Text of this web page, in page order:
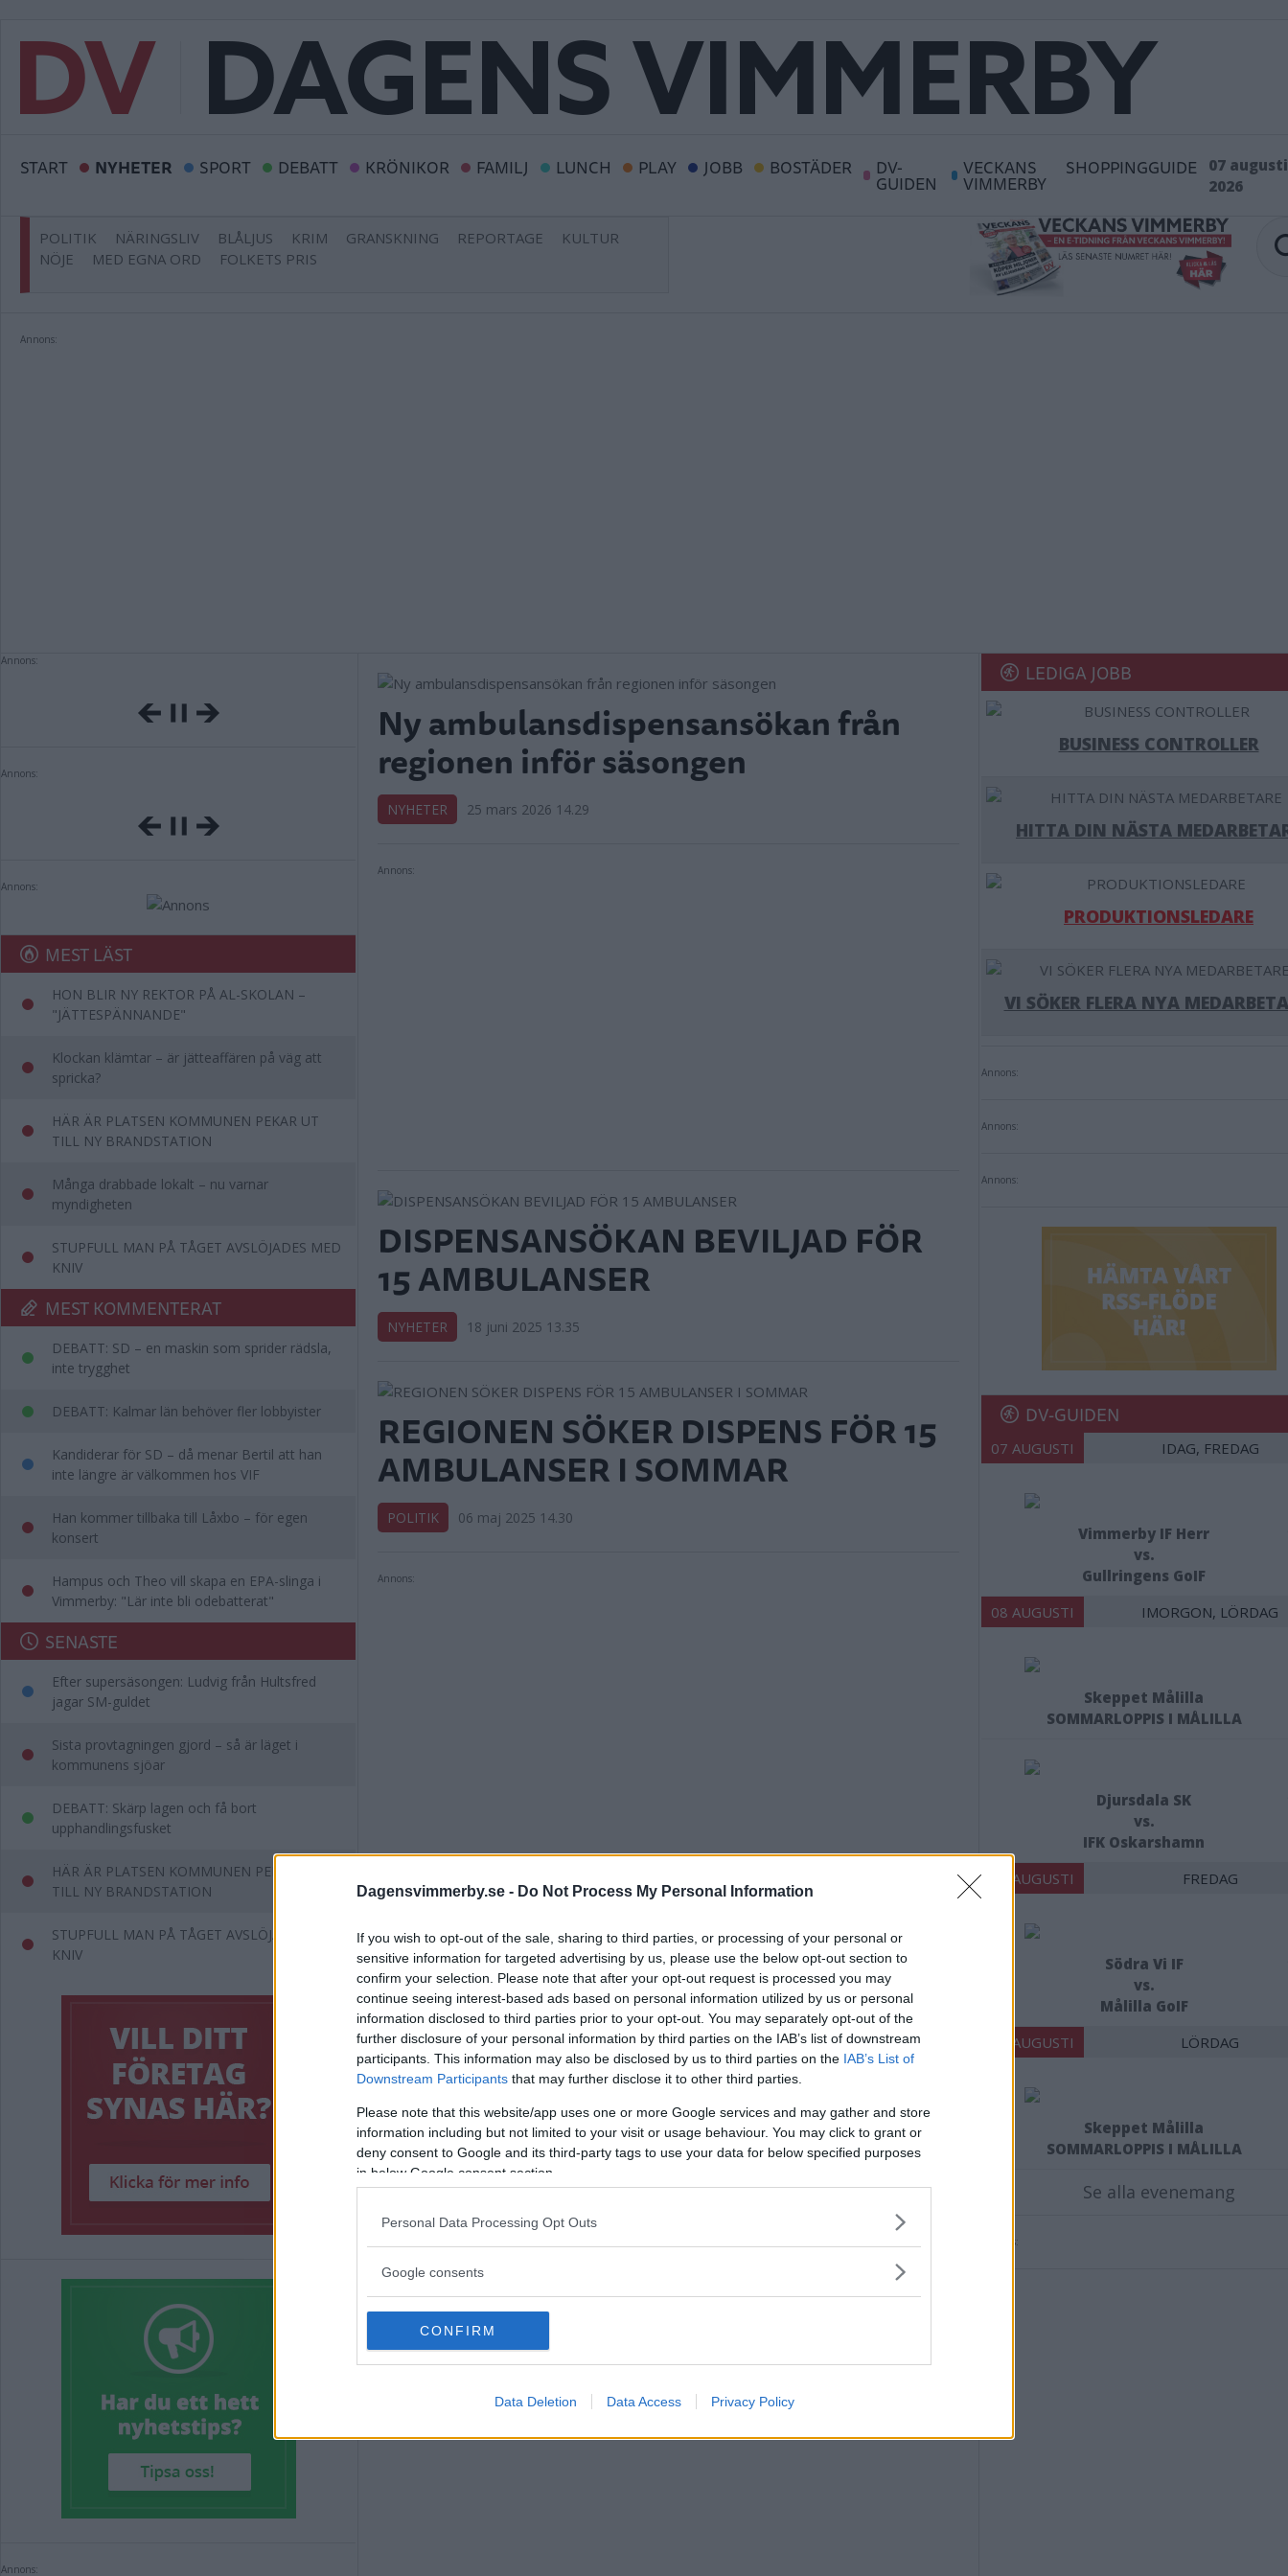
Dagensvimmerby.se - Do Not Process My Personal Information
If you wish to opt-out of the sale, sharing to third parties, or processing of your personal or
sensitive information for targeted advertising by us, please use the below opt-out section to
confirm your selection. Please note that after your opt-out request is processed you may
continue seeing interest-based ads based on personal information utilized by us or personal
information disclosed to third parties prior to your opt-out. You may separately opt-out of the
further disclosure of your personal information by third parties on the IAB’s list of downstream
participants. This information may also be disclosed by us to third parties on the IAB’s List of
Downstream Participants that may further disclose it to other third parties.
Please note that this website/app uses one or more Google services and may gather and store
information including but not limited to your visit or usage behaviour. You may click to grant or
deny consent to Google and its third-party tags to use your data for below specified purposes
in below Google consent section.
Personal Data Processing Opt Outs
Google consents
CONFIRM
Data Deletion Data Access Privacy Policy
START NYHETER SPORT DEBATT KRÖNIKOR FAMILJ LUNCH PLAY JOBB BOSTÄDER DV-
GUIDEN
VECKANS
VIMMERBY
SHOPPINGGUIDE
07 augusti
2026
POLITIK NÄRINGSLIV BLÅLJUS KRIM GRANSKNING REPORTAGE
KULTUR
NÖJE
MED EGNA ORD FOLKETS PRIS
Annons:
Annons:
Annons:
Annons:
MEST LÄST
HON BLIR NY REKTOR PÅ AL-SKOLAN –
"JÄTTESPÄNNANDE"
Klockan klämtar – är jätteaffären på väg att
spricka?
HÄR ÄR PLATSEN KOMMUNEN PEKAR UT
TILL NY BRANDSTATION
Många drabbade lokalt – nu varnar
myndigheten
STUPFULL MAN PÅ TÅGET AVSLÖJADES MED
KNIV
MEST KOMMENTERAT
DEBATT: SD – en maskin som sprider rädsla,
inte trygghet
DEBATT: Kalmar län behöver fler lobbyister
Kandiderar för SD – då menar Bertil att han
inte längre är välkommen hos VIF
Han kommer tillbaka till Låxbo – för egen
konsert
Hampus och Theo vill skapa en EPA-slinga i
Vimmerby: "Lär inte bli odebatterat"
SENASTE
Efter supersäsongen: Ludvig från Hultsfred
jagar SM-guldet
Sista provtagningen gjord – så är läget i
kommunens sjöar
DEBATT: Skärp lagen och få bort
upphandlingsfusket
HÄR ÄR PLATSEN KOMMUNEN PEKAR UT
TILL NY BRANDSTATION
STUPFULL MAN PÅ TÅGET AVSLÖJADES MED
KNIV
Annons:
Ny ambulansdispensansökan från
regionen inför säsongen
NYHETER 25 mars 2026 14.29
Annons:
DISPENSANSÖKAN BEVILJAD FÖR
15 AMBULANSER
NYHETER 18 juni 2025 13.35
REGIONEN SÖKER DISPENS FÖR 15
AMBULANSER I SOMMAR
POLITIK 06 maj 2025 14.30
Annons:
Så vill man lösa ambulanskrisen:
"Tittar på pooltjänster"
POLITIK 09 februari 2025 11.00
DEBATT: Vad görs åt den pågående
ambulansbristen?
DEBATT 22 januari 2025 07.00
LEDIGA JOBB
BUSINESS CONTROLLER
HITTA DIN NÄSTA
PRODUKTIONSLEDARE
VI SÖKER FLERA NYA
Annons:
Annons:
Annons:
DV-GUIDEN
07 AUGUSTI IDAG, FREDAG
Vimmerby IF Herr
vs.
Gullringens GoIF
08 AUGUSTI IMORGON, LÖRDAG
Skeppet Målilla
SOMMARLOPPIS I MÅLILLA
Djursdala SK
vs.
IFK Oskarshamn
14 AUGUSTI FREDAG
Södra Vi IF
vs.
Målilla GoIF
15 AUGUSTI LÖRDAG
Skeppet Målilla
SOMMARLOPPIS I MÅLILLA
Se alla evenemang
Annons: